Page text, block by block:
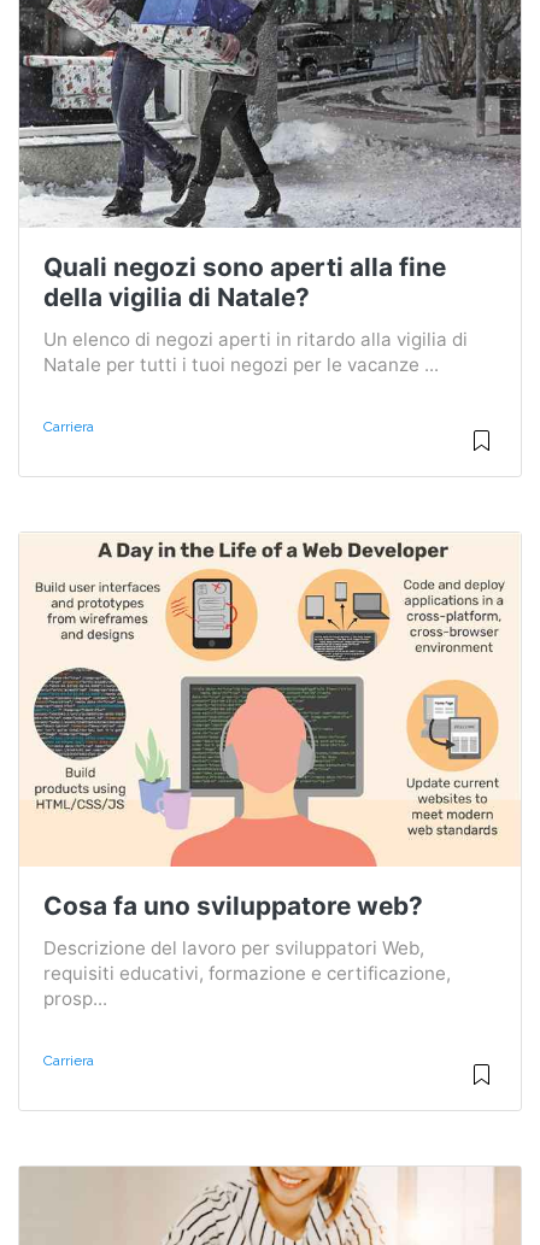
Quali negozi sono aperti alla fine
della vigilia di Natale?
Un elenco di negozi aperti in ritardo alla vigilia di
Natale per tutti i tuoi negozi per le vacanze ...
Carriera
Cosa fa uno sviluppatore web?
Descrizione del lavoro per sviluppatori Web,
requisiti educativi, formazione e certificazione,
prosp...
Carriera